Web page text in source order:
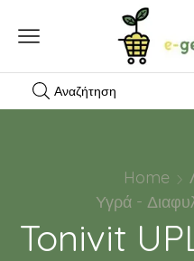
Αναζήτηση
Home
Υγρά -
Tonivit